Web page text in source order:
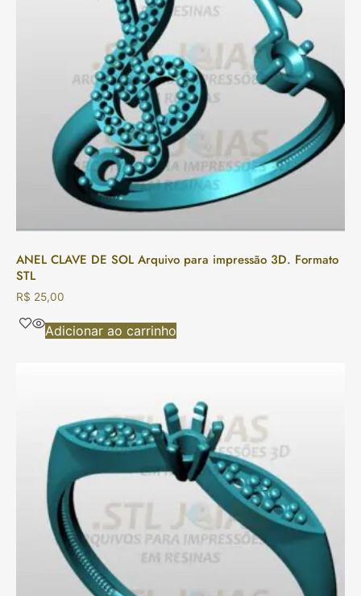
ANEL CLAVE DE SOL Arquivo para impressão 3D. Formato
STL
R$ 25,00
Adicionar ao carrinho